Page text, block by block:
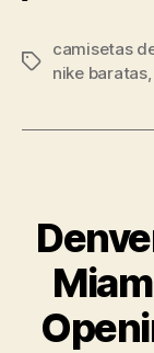
Etiquetas
camisetas
nike baratas,